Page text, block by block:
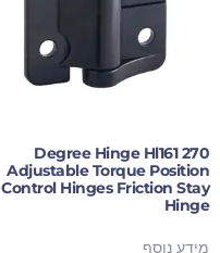
270 Degree Hinge Hl161
Adjustable Torque Position
Control Hinges Friction Stay
Hinge
מידע נוסף